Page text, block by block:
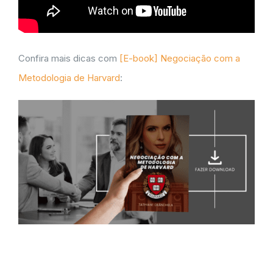
Confira mais dicas com [E-book] Negociação com a
Metodologia de Harvard: